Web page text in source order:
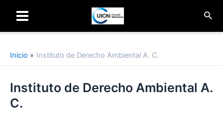
Main
Inicio Instituto de Derecho Ambiental A. C.
Instituto de Derecho Ambiental A.
C.